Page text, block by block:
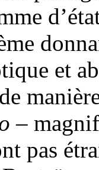
et
–
pas